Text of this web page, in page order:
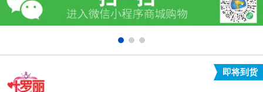
户外及运动产品
模仿，化妆及造型系列
即将到货